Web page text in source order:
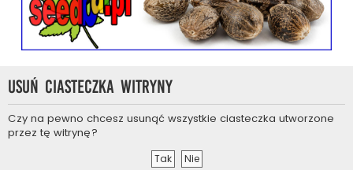
Usuń ciasteczka witryny
Czy na pewno chcesz usunąć wszystkie ciasteczka utworzone
przez tę witrynę?